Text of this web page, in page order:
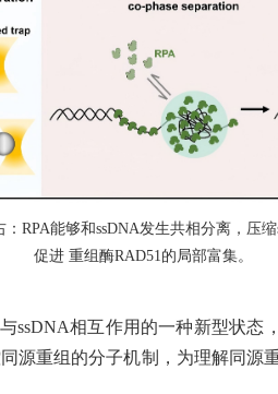
：RPA能够和ssDNA发生共相分离，压
促进 重组酶RAD51的局部富集。
ssDNA相互作用的一种新型状态
源重组的分子机制，为理解同源